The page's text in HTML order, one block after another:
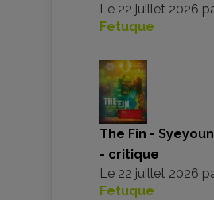
Le 22 juillet 2026
Fetuque
The Fin -
- critique
Le 22 juillet 2026
Fetuque